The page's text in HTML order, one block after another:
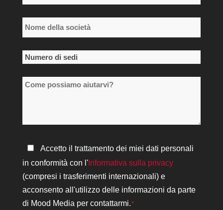
*
Nome
della
società
*
Numero
sedi
Come
Informativa
sulla
privacy
*
Accetto il trattamento dei miei dati personali
in conformità con l'Informativa sulla privacy
(compresi i trasferimenti internazionali) e
acconsento all'utilizzo delle informazioni da parte
di Mood Media per contattarmi.*